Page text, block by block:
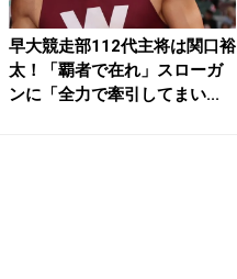
早大競走部112代主将は関口裕
太！「覇者で在れ」スローガ
ンに「全力で牽引してまい...